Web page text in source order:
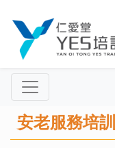
安老服務培訓